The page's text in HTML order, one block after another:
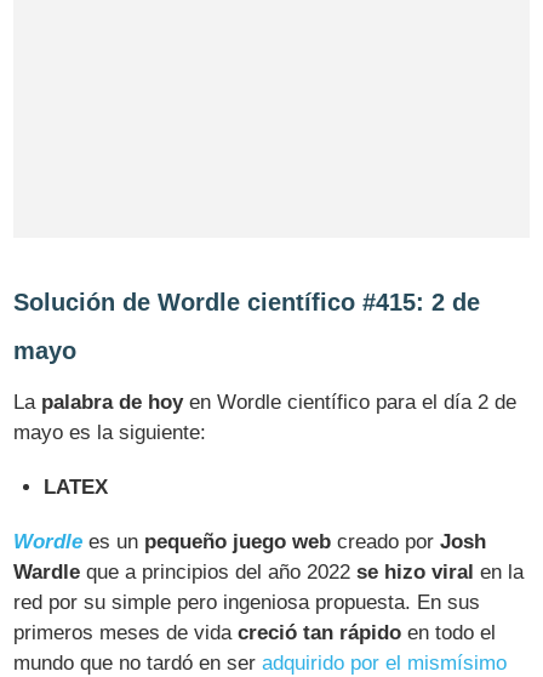
Solución de Wordle científico #415: 2 de
mayo
La palabra de hoyen Wordle científico para el día 2 de
mayo es la siguiente:
LATEX
Wordle es un pequeño juego web creado porJosh
Wardle que a principios del año 2022se hizo viral en la
red por su simple pero ingeniosa propuesta. En sus
primeros meses de vidacreció tan rápido en todo el
mundo que no tardó en seradquirido por el mismísimo